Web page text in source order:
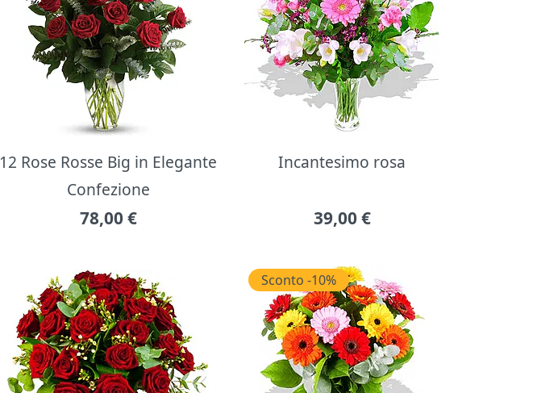
12 Rose Rosse Big in Elegante
Confezione
78,00 €
Incantesimo rosa
39,00 €
Sconto -10%